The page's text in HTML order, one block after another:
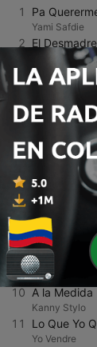
1 Pa
Yami Safdie
2 El Desmadre
Yeison
Ahora Me
Fernando
4 Hermana
Olga Valkiria
TODO MI
Mitchell
Sussie 4
7 En la
Caballos Del
8 Sin
Alejandro
9 App Promo
fatbunny
10 A la Medida
Kanny Stylo
11 Lo Que Yo
Yo Vendre